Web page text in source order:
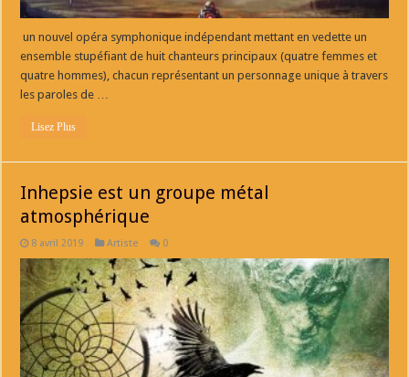
un nouvel opéra symphonique indépendant mettant en vedette un
ensemble stupéfiant de huit chanteurs principaux (quatre femmes et
quatre hommes), chacun représentant un personnage unique à travers
les paroles de …
Lisez Plus
Inhepsie est un groupe métal
atmosphérique
8 avril 2019 Artiste 0